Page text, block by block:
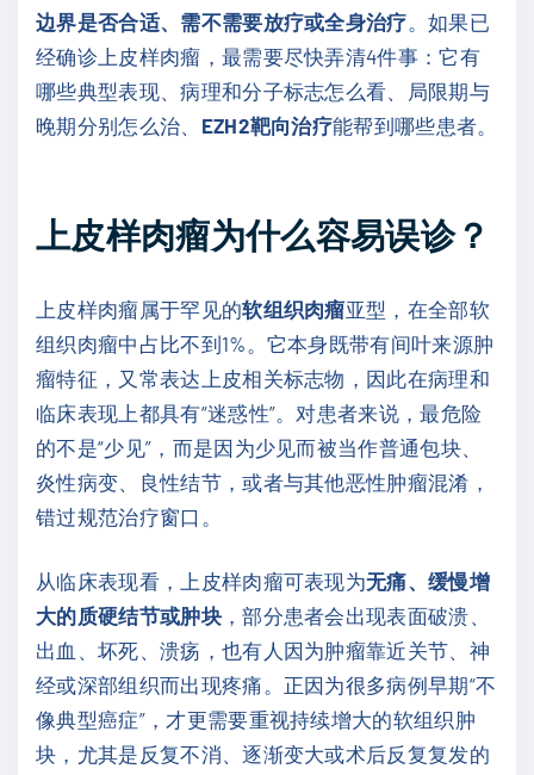
边界是否合适、需不需要放疗或全身治疗。如果已
经确诊上皮样肉瘤，最需要尽快弄清4件事：它有
哪些典型表现、病理和分子标志怎么看、局限期与
晚期分别怎么治、 EZH2靶向治疗能帮到哪些患者。
上皮样肉瘤为什么容易误诊？
上皮样肉瘤属于罕见的软组织肉瘤亚型，在全部软
组织肉瘤中占比不到1%。它本身既带有间叶来源肿
瘤特征，又常表达上皮相关标志物，因此在病理和
临床表现上都具有“迷惑性”。对患者来说，最危险
的不是“少见”，而是因为少见而被当作普通包块、
炎性病变、良性结节，或者与其他恶性肿瘤混淆，
错过规范治疗窗口。
从临床表现看，上皮样肉瘤可表现为无痛、缓慢增
大的质硬结节或肿块，部分患者会出现表面破溃、
出血、坏死、溃疡，也有人因为肿瘤靠近关节、神
经或深部组织而出现疼痛。正因为很多病例早期“不
像典型癌症”，才更需要重视持续增大的软组织肿
块，尤其是反复不消、逐渐变大或术后反复复发的